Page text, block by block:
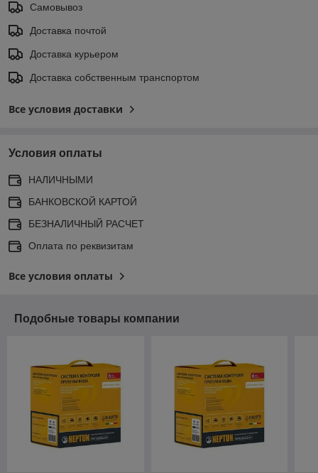
Самовывоз
Доставка почтой
Доставка курьером
Доставка собственным транспортом
Все условия доставки
Условия оплаты
НАЛИЧНЫМИ
БАНКОВСКОЙ КАРТОЙ
БЕЗНАЛИЧНЫЙ РАСЧЕТ
Оплата по реквизитам
Все условия оплаты
Подобные товары компании